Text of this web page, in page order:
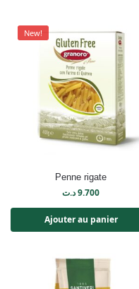
New!
Penne rigate
9.700د.ت
Ajouter au panier